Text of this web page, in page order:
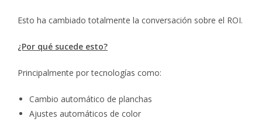
Esto ha cambiado totalmente la conversación sobre el ROI.
¿Por qué sucede esto?
Principalmente por tecnologías como:
Cambio automático de planchas
Ajustes automáticos de color